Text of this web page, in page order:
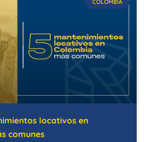
COLOMBIA
locativos en
comunes